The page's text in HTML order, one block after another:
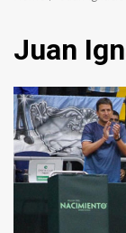
Juan